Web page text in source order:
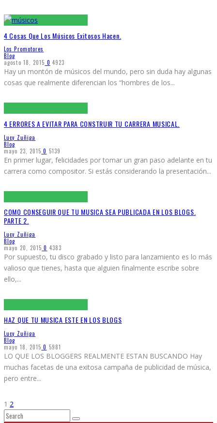
4 Cosas Que Los Músicos Exitosos Hacen.
Los Promotores
Blog
agosto 18, 2015 0 4923
Hay un montón de músicos del mundo, pero sin duda hay algunas
cosas que realmente diferencian los “hombres de los...
4 ERRORES A EVITAR PARA CONSTRUIR TU CARRERA MUSICAL.
Lucy Zuñiga
Blog
mayo 23, 2015 0 5139
En primer lugar, felicidades por tomar un gran paso adelante en tu
carrera como compositor. Si estás considerando la presentación...
COMO CONSEGUIR QUE TU MUSICA SEA PUBLICADA EN LOS BLOGS.
PARTE 2.
Lucy Zuñiga
Blog
mayo 20, 2015 0 4383
Por supuesto, tu disco grabado y listo para lanzamiento es lo más
valioso que tienes, hasta que alguien finalmente escribe sobre
ello,...
HAZ QUE TU MUSICA ESTE EN LOS BLOGS
Lucy Zuñiga
Blog
mayo 18, 2015 0 5981
LO QUE LOS BLOGGERS REALMENTE ESTAN BUSCANDO Hay
muchas facetas de una exitosa campaña de publicidad de música,
pero entre...
1 2